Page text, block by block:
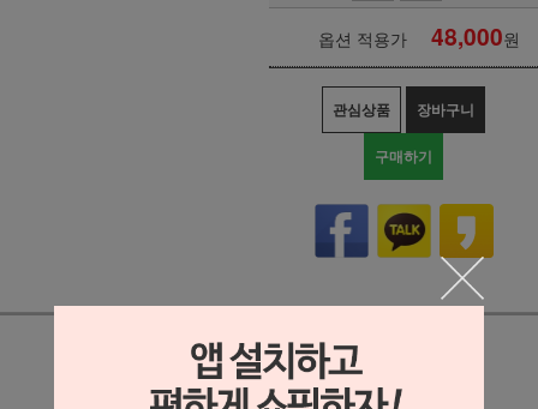
옵션 적용가 48,000원
관심상품 장바구니
구매하기
상세정보 새창 열기